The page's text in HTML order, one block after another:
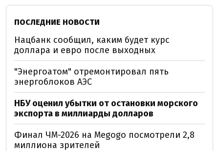
ПОСЛЕДНИЕ НОВОСТИ
Нацбанк сообщил, каким будет курс
доллара и евро после выходных
"Энергоатом" отремонтировал пять
энергоблоков АЭС
НБУ оценил убытки от остановки морского
экспорта в миллиарды долларов
Финал ЧМ-2026 на Megogo посмотрели 2,8
миллиона зрителей